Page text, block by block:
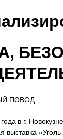
ПОВОД
в г.
выставка